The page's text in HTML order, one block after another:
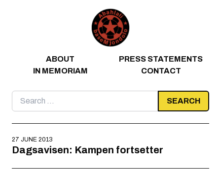
ABOUT
PRESS STATEMENTS
IN MEMORIAM
CONTACT
Search
for:
27 JUNE 2013
Dagsavisen: Kampen fortsetter